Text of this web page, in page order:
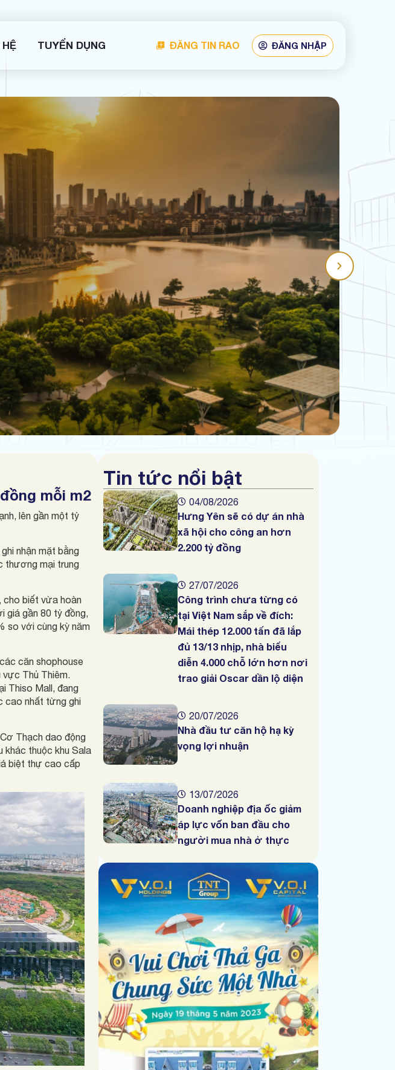
TUYỂN DỤNG ĐĂNG TIN RAO ĐĂNG NHẬP
mỗi m2
lên gần một tỷ
nhận mặt bằng
thương mại trung
cho biết vừa hoàn
giá gần 80 tỷ đồng,
so với cùng kỳ năm
căn shophouse
vực Thủ Thiêm.
Thiso Mall, đang
cao nhất từng ghi
Thạch dao động
khác thuộc khu Sala
biệt thự cao cấp
Tin tức nổi bật
04/08/2026
Hưng Yên sẽ có dự án nhà
xã hội cho công an hơn
2.200 tỷ đồng
27/07/2026
Công trình chưa từng có
tại Việt Nam sắp về đích:
Mái thép 12.000 tấn đã lắp
đủ 13/13 nhịp, nhà biểu
diễn 4.000 chỗ lớn hơn nơi
trao giải Oscar dần lộ diện
20/07/2026
Nhà đầu tư căn hộ hạ kỳ
vọng lợi nhuận
13/07/2026
Doanh nghiệp địa ốc giảm
áp lực vốn ban đầu cho
người mua nhà ở thực